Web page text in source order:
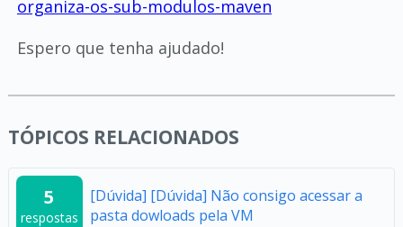
organiza-os-sub-modulos-maven
Espero que tenha ajudado!
TÓPICOS RELACIONADOS
5
respostas
[Dúvida] [Dúvida] Não consigo acessar a
pasta dowloads pela VM